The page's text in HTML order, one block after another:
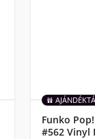
Funko
#562 Vinyl